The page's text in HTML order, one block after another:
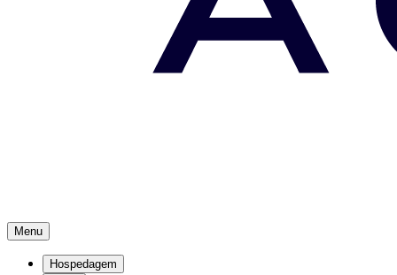
Menu
Hospedagem